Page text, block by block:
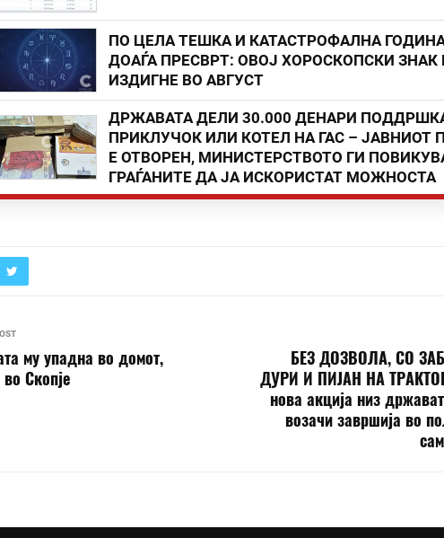
ПО ЦЕЛА ТЕШКА И КАТАСТРОФАЛНА
ДОАЃА ПРЕСВРТ: ОВОЈ ХОРОСКОПСКИ ЗНАК
ИЗДИГНЕ ВО АВГУСТ
ДРЖАВАТА ДЕЛИ 30.000 ДЕНАРИ
ПРИКЛУЧОК ИЛИ КОТЕЛ НА ГАС – ЈАВНИОТ
Е ОТВОРЕН, МИНИСТЕРСТВОТО ГИ
ГРАЃАНИТЕ ДА ЈА ИСКОРИСТАТ МОЖНОСТА
му упадна во домот,
во Скопје
БЕЗ ДОЗВОЛА, СО
ДУРИ И ПИЈАН НА
нова акција низ
возачи завршија во